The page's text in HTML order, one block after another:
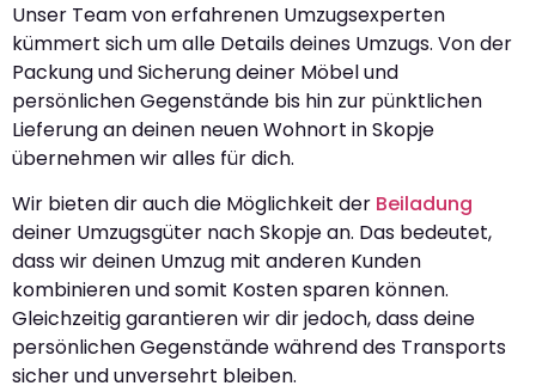
Unser Team von erfahrenen Umzugsexperten
kümmert sich um alle Details deines Umzugs. Von der
Packung und Sicherung deiner Möbel und
persönlichen Gegenstände bis hin zur pünktlichen
Lieferung an deinen neuen Wohnort in Skopje
übernehmen wir alles für dich.
Wir bieten dir auch die Möglichkeit der Beiladung
deiner Umzugsgüter nach Skopje an. Das bedeutet,
dass wir deinen Umzug mit anderen Kunden
kombinieren und somit Kosten sparen können.
Gleichzeitig garantieren wir dir jedoch, dass deine
persönlichen Gegenstände während des Transports
sicher und unversehrt bleiben.